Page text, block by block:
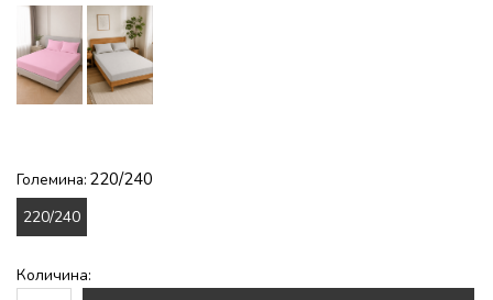
Големина: 220/240
220/240
Количина: